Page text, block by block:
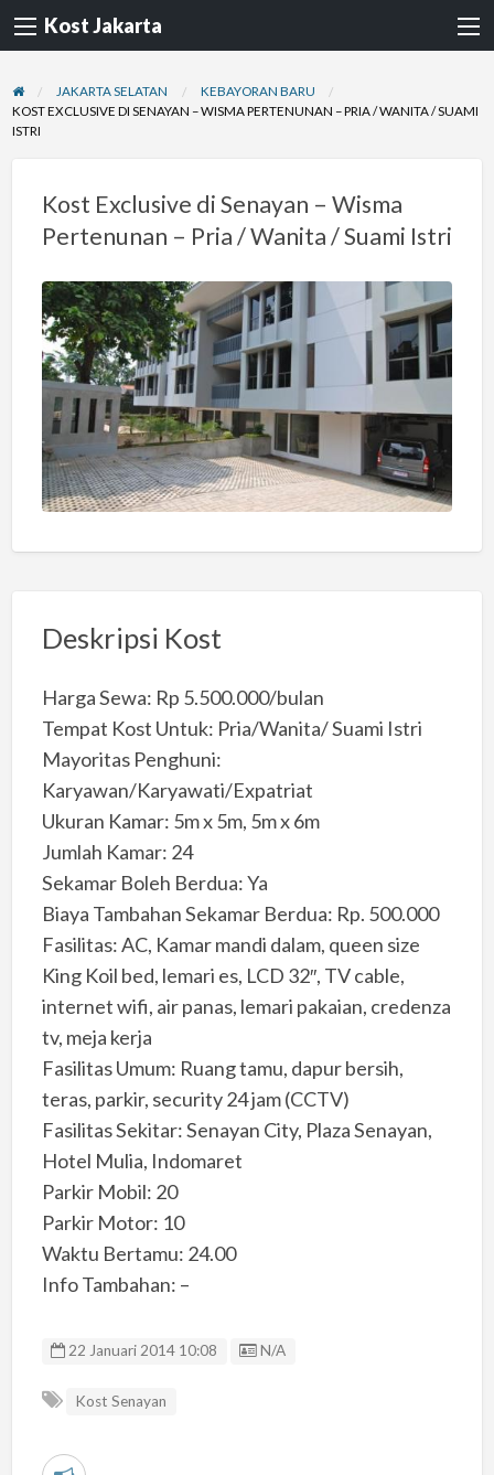
Kost Jakarta
JAKARTA SELATAN
KEBAYORAN BARU
KOST EXCLUSIVE DI SENAYAN – WISMA PERTENUNAN – PRIA / WANITA / SUAMI
ISTRI
Kost Exclusive di Senayan – Wisma
Pertenunan – Pria / Wanita / Suami Istri
Deskripsi Kost
Harga Sewa: Rp 5.500.000/bulan
Tempat Kost Untuk: Pria/Wanita/ Suami Istri
Mayoritas Penghuni:
Karyawan/Karyawati/Expatriat
Ukuran Kamar: 5m x 5m, 5m x 6m
Jumlah Kamar: 24
Sekamar Boleh Berdua: Ya
Biaya Tambahan Sekamar Berdua: Rp. 500.000
Fasilitas: AC, Kamar mandi dalam, queen size
King Koil bed, lemari es, LCD 32″, TV cable,
internet wifi, air panas, lemari pakaian, credenza
tv, meja kerja
Fasilitas Umum: Ruang tamu, dapur bersih,
teras, parkir, security 24 jam (CCTV)
Fasilitas Sekitar: Senayan City, Plaza Senayan,
Hotel Mulia, Indomaret
Parkir Mobil: 20
Parkir Motor: 10
Waktu Bertamu: 24.00
Info Tambahan: –
22 Januari 2014 10:08 Listing ID
N/A
Kost Senayan